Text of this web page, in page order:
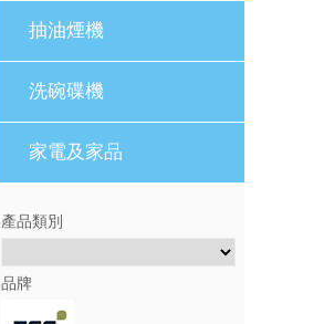
抽油煙機
洗碗碟機
家電及家品
產品類別
品牌